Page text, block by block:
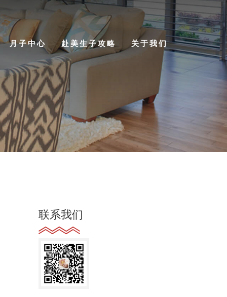
月子中心 赴美生子攻略 关于我们
联系我们